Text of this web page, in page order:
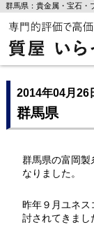
群馬県：貴金属・宝石・
2014年04月26
群馬県
群馬県の富岡製
なりました。
昨年９月ユネス
討されてきまし